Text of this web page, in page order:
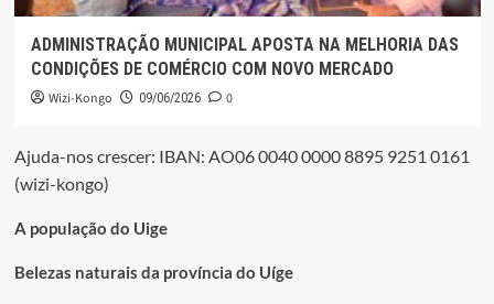
ADMINISTRAÇÃO MUNICIPAL APOSTA NA MELHORIA DAS
CONDIÇÕES DE COMÉRCIO COM NOVO MERCADO
Wizi-Kongo 09/06/2026 0
Ajuda-nos crescer: IBAN: AO06 0040 0000 8895 9251 0161
(wizi-kongo)
A população do Uige
Belezas naturais da província do Uíge